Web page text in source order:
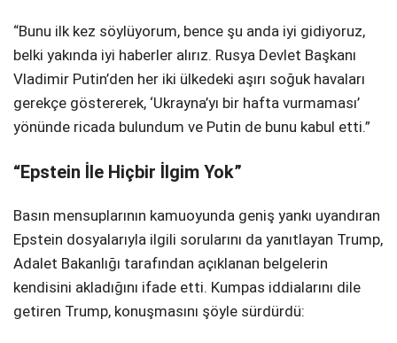
“Bunu ilk kez söylüyorum, bence şu anda iyi gidiyoruz,
belki yakında iyi haberler alırız. Rusya Devlet Başkanı
Vladimir Putin’den her iki ülkedeki aşırı soğuk havaları
gerekçe göstererek, ‘Ukrayna’yı bir hafta vurmaması’
yönünde ricada bulundum ve Putin de bunu kabul etti.”
“Epstein İle Hiçbir İlgim Yok”
Basın mensuplarının kamuoyunda geniş yankı uyandıran
Epstein dosyalarıyla ilgili sorularını da yanıtlayan Trump,
Adalet Bakanlığı tarafından açıklanan belgelerin
kendisini akladığını ifade etti. Kumpas iddialarını dile
getiren Trump, konuşmasını şöyle sürdürdü: